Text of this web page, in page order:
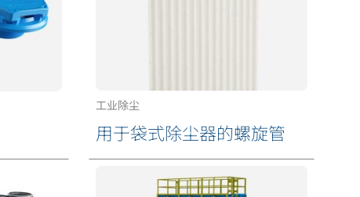
工业除尘
用于袋式除尘器的螺旋管